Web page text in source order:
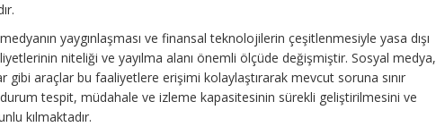
yaygınlaşması ve finansal teknolojilerin çeşitlenmesiyle yasa dışı
niteliği ve yayılma alanı önemli ölçüde değişmiştir. Sosyal medya,
gibi araçlar bu faaliyetlere erişimi kolaylaştırarak mevcut soruna sınır
tespit, müdahale ve izleme kapasitesinin sürekli geliştirilmesini ve
kılmaktadır.